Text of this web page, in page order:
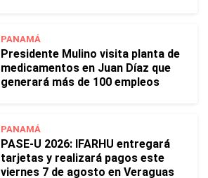
PANAMÁ
Presidente Mulino visita planta de
medicamentos en Juan Díaz que
generará más de 100 empleos
PANAMÁ
PASE-U 2026: IFARHU entregará
tarjetas y realizará pagos este
viernes 7 de agosto en Veraguas